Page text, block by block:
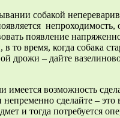
собакой
непроходимость,
появление
то время, когда собака
дрожи – дайте
имеется возможность
непременно сделайте – это
и тогда потребуется